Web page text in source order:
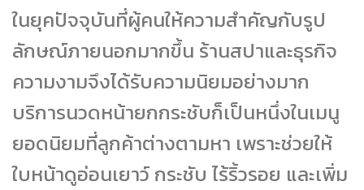
ในยุคปัจจุบันที่ผู้คนให้ความสำคัญกับรูป
ลักษณ์ภายนอกมากขึ้น ร้านสปาและธุรกิจ
ความงามจึงได้รับความนิยมอย่างมาก
บริการนวดหน้ายกกระชับก็เป็นหนึ่งในเมนู
ยอดนิยมที่ลูกค้าต่างตามหา เพราะช่วยให้
ใบหน้าดูอ่อนเยาว์ กระชับ ไร้ริ้วรอย และเพิ่ม